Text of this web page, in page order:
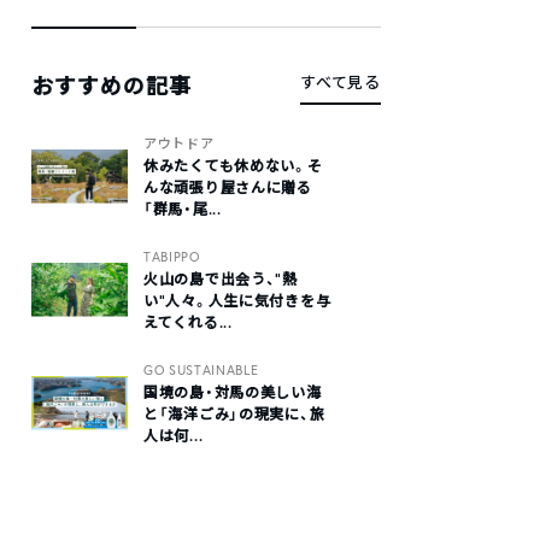
おすすめの記事 すべて見る
アウトドア
休みたくても休めない。そ
んな頑張り屋さんに贈る
「群馬・尾...
TABIPPO
火山の島で出会う、“熱
い“人々。人生に気付きを与
えてくれる...
GO SUSTAINABLE
国境の島・対馬の美しい海
と「海洋ごみ」の現実に、旅
人は何...